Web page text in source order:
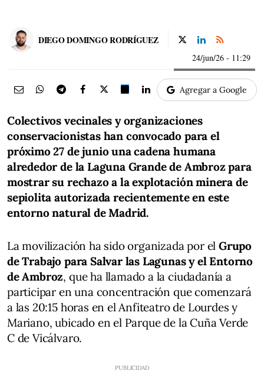
DIEGO DOMINGO RODRÍGUEZ
24/jun/26 - 11:29
Agregar a Google
Colectivos vecinales y organizaciones
conservacionistas han convocado para el
próximo 27 de junio una cadena humana
alrededor de la Laguna Grande de Ambroz para
mostrar su rechazo a la explotación minera de
sepiolita autorizada recientemente en este
entorno natural de Madrid.
La movilización ha sido organizada por elGrupo
de Trabajo para Salvar las Lagunas y el Entorno
de Ambroz, que ha llamado a la ciudadanía a
participar en una concentración que comenzará
a las 20:15 horas en el Anfiteatro de Lourdes y
Mariano, ubicado en el Parque de la Cuña Verde
C de Vicálvaro.